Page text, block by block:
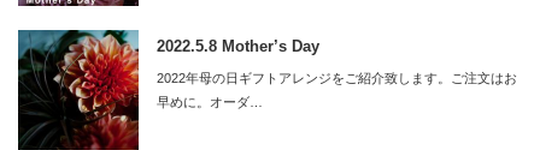
2022.5.8 Mother’s Day
2022年母の日ギフトアレンジをご紹介致します。ご注文はお
早めに。オーダ…